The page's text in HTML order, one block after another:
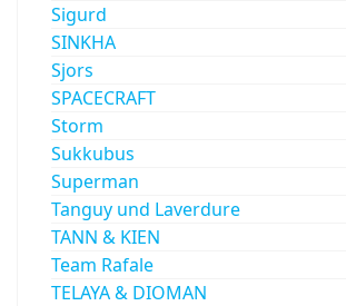
Sigurd
SINKHA
Sjors
SPACECRAFT
Storm
Sukkubus
Superman
Tanguy und Laverdure
TANN & KIEN
Team Rafale
TELAYA & DIOMAN